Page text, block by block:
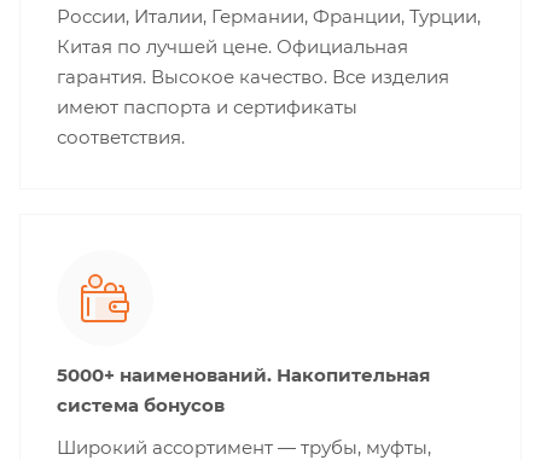
России, Италии, Германии, Франции, Турции,
Китая по лучшей цене. Официальная
гарантия. Высокое качество. Все изделия
имеют паспорта и сертификаты
соответствия.
5000+ наименований. Накопительная
система бонусов
Широкий ассортимент — трубы, муфты,